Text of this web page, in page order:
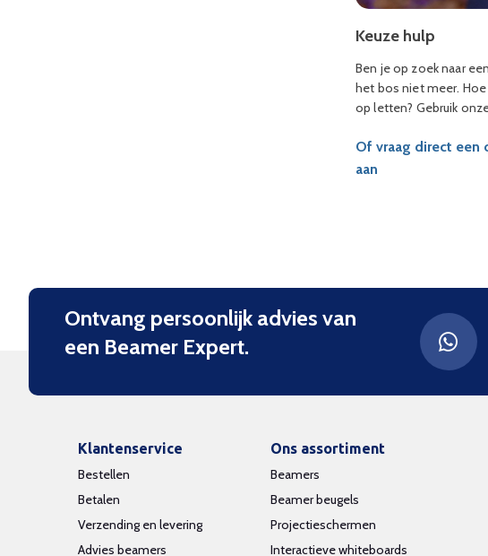
Keuze hulp
Ben je op zoek naar
het bos niet meer. Hoe
op letten? Gebruik
Of vraag direct een
aan
Ontvang persoonlijk advies van
een Beamer Expert.
Klantenservice
Bestellen
Betalen
Verzending en levering
Advies beamers
Ons assortiment
Beamers
Beamer beugels
Projectieschermen
Interactieve whiteboards